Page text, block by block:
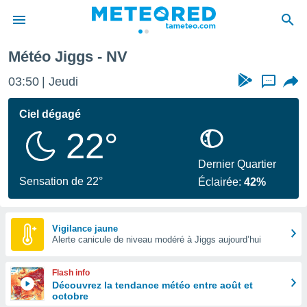
de
Météo Jiggs - NV
03:50 Jeudi ...
Ciel dégagé
22°
Sensation de 22°
Dernier Quartier
Éclairée:42%
Vigilance jaune
Alerte canicule de niveau modéré à Jiggs aujourd’hui
Flash info
Découvrez la tendance météo entre août et
octobre